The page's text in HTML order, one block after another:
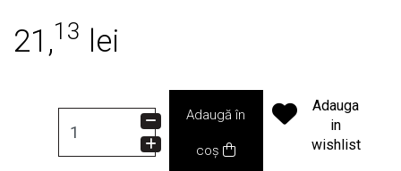
21,13 lei
Adaugă în
coș
Adauga
in
wishlist